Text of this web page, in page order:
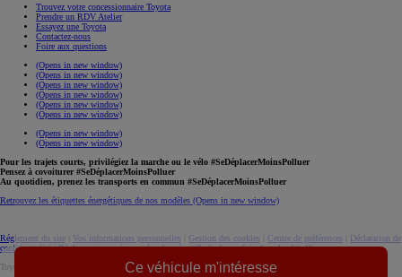
Ce véhicule m'intéresse
Trouvez votre concessionnaire Toyota
Prendre un RDV Atelier
Essayez une Toyota
Contactez-nous
Foire aux questions
(Opens in new window)
(Opens in new window)
(Opens in new window)
(Opens in new window)
(Opens in new window)
(Opens in new window)
(Opens in new window)
(Opens in new window)
Pour les trajets courts, privilégiez la marche ou le vélo #SeDéplacerMoinsPolluer
Pensez à covoiturer #SeDéplacerMoinsPolluer
Au quotidien, prenez les transports en commun #SeDéplacerMoinsPolluer
Retrouvez les étiquettes énergétiques de nos modèles (Opens in new window)
Réglement du site Vos informations personnelles Gestion des cookies Centre de préférences
Déclaration de
confidentialité|Règlement européen sur les données|Code de conduitedownload (pdf(
Toyota. Tous droits réservés. © 2026